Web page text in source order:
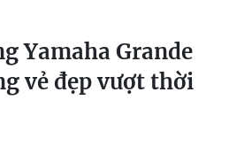
Yamaha Grande
vẻ đẹp vượt thời